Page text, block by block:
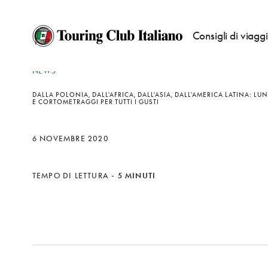
Consigli di
NEWS
DALLA POLONIA, DALL'AFRICA, DALL'ASIA, DALL'AMERICA LATINA:
E CORTOMETRAGGI PER TUTTI I GUSTI
6 NOVEMBRE 2020
TEMPO DI LETTURA - 5 MINUTI